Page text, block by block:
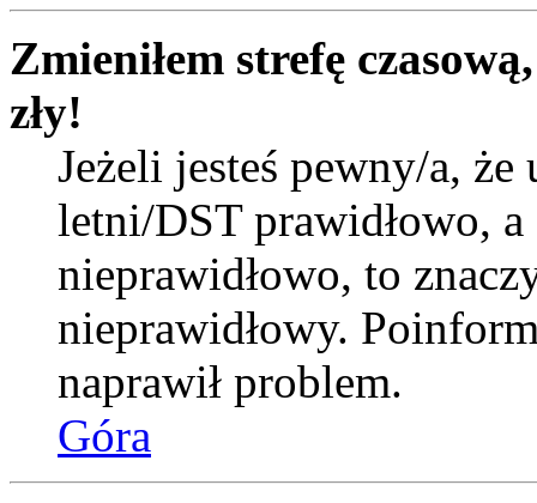
Zmieniłem strefę
zły!
Jeżeli jesteś pewny/a, że
letni/DST prawidłowo,
nieprawidłowo, to
nieprawidłowy.
naprawił problem.
Góra